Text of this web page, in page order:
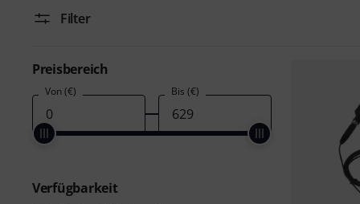
Filter
Preisbereich
Von (€) Bis (€)
Verfügbarkeit